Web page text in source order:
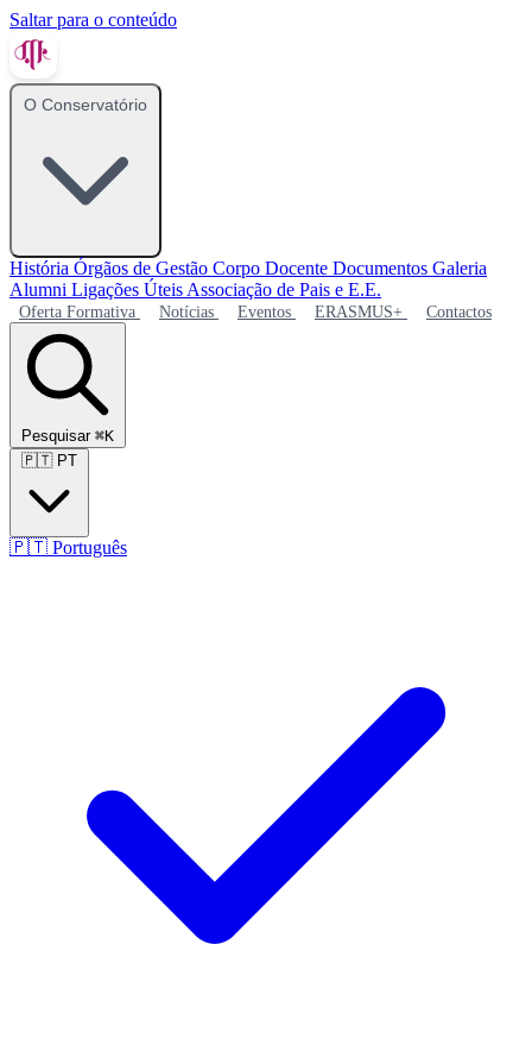
Saltar para o conteúdo
O Conservatório
História Órgãos de Gestão Corpo Docente Documentos Galeria
Alumni Ligações Úteis Associação de Pais e E.E.
Oferta Formativa Notícias Eventos ERASMUS+ Contactos
Pesquisar ⌘K
🇵🇹 PT
🇵🇹 Português